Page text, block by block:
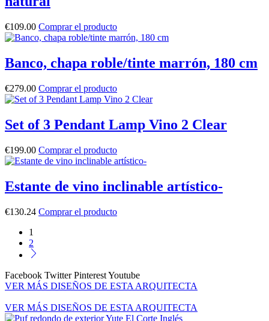
€109.00 Comprar el producto
Banco, chapa roble/tinte marrón, 180 cm
€279.00 Comprar el producto
Set of 3 Pendant Lamp Vino 2 Clear
€199.00 Comprar el producto
Estante de vino inclinable artístico-
€130.24 Comprar el producto
1
2
Facebook Twitter PinterestYoutube
VER MÁS DISEÑOS DE ESTA ARQUITECTA
VER MÁS DISEÑOS DE ESTA ARQUITECTA